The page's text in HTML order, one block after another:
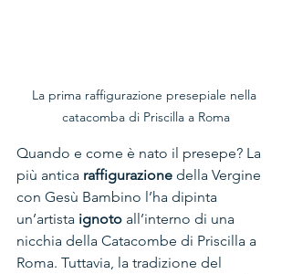
La prima raffigurazione presepiale nella
catacomba di Priscilla a Roma
Quando e come è nato il presepe? La
più antica raffigurazione della Vergine
con Gesù Bambino l’ha dipinta
un’artista ignoto all’interno di una
nicchia della Catacombe di Priscilla a
Roma. Tuttavia, la tradizione del